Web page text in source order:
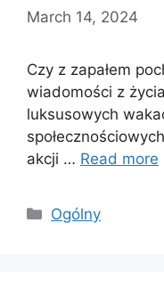
March 14, 2024
Czy z zapałem
wiadomości z
luksusowych
akcji … Read more
Categories
Ogólny